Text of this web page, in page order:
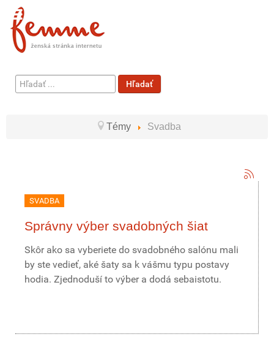
Hľadať
...
Hľadať
Témy Svadba
SVADBA
Správny výber svadobných šiat
Skôr ako sa vyberiete do svadobného salónu mali
by ste vedieť, aké šaty sa k vášmu typu postavy
hodia. Zjednoduší to výber a dodá sebaistotu.